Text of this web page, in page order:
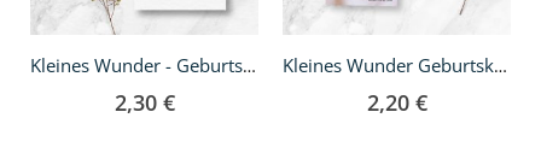
Kleines Wunder - Geburtskarte A5
2,30 €
Kleines Wunder Geburtskarte - DIN lang
2,20 €